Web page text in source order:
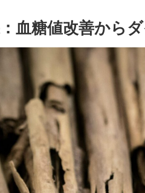
血糖値改善から